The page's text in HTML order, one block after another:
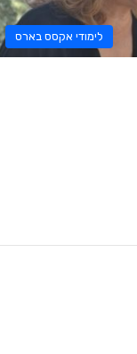
לימודי אקסס בארס